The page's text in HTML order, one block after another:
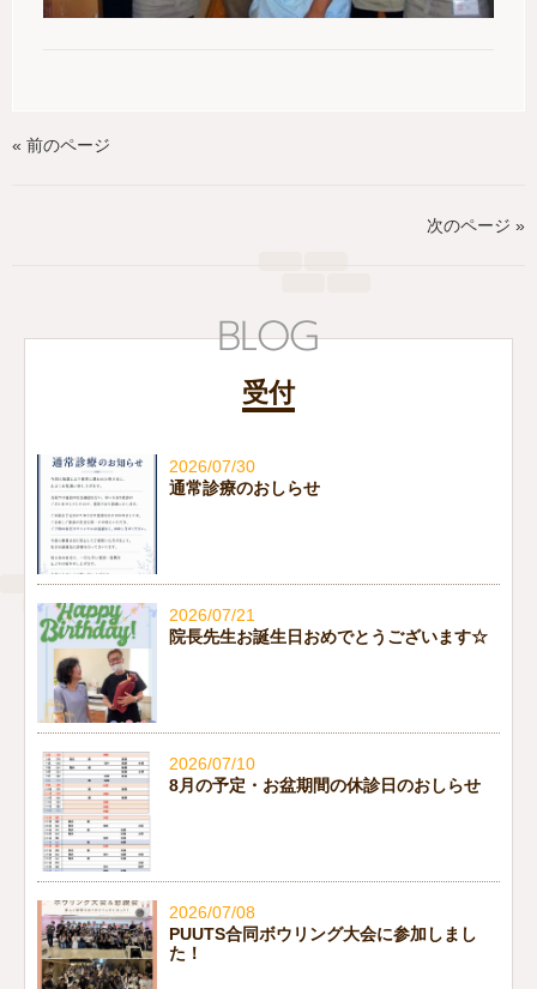
« 前のページ
次のページ »
受付
2026/07/30
通常診療のおしらせ
2026/07/21
院長先生お誕生日おめでとうございます☆
2026/07/10
8月の予定・お盆期間の休診日のおしらせ
2026/07/08
PUUTS合同ボウリング大会に参加しまし
た！